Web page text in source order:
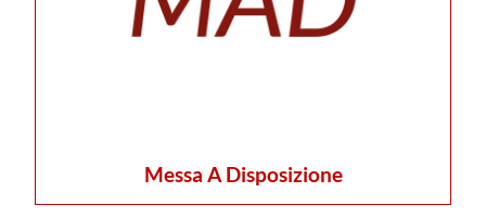
Messa A Disposizione